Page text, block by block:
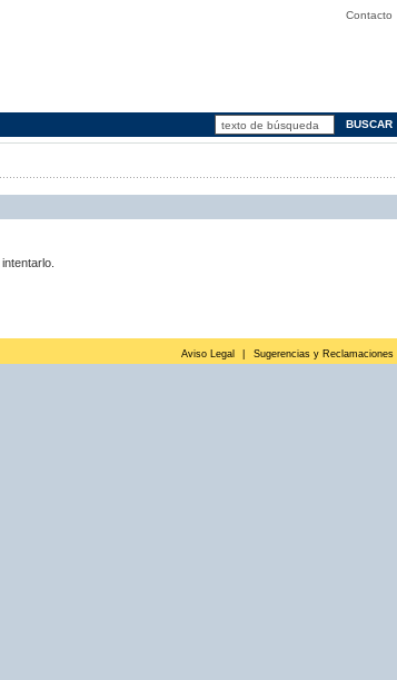
Contacto
Aviso Legal Sugerencias y Reclamaciones